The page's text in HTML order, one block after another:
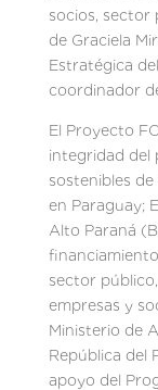
socios, sector
de Graciela
Estratégica
coordinador
El Proyecto
integridad del
sostenibles
en Paraguay;
Alto Paraná
sector
empresas y
Ministerio de
República del
apoyo del